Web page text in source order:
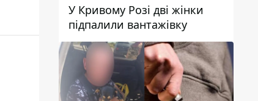
У Кривому Розі дві жінки
підпалили вантажівку